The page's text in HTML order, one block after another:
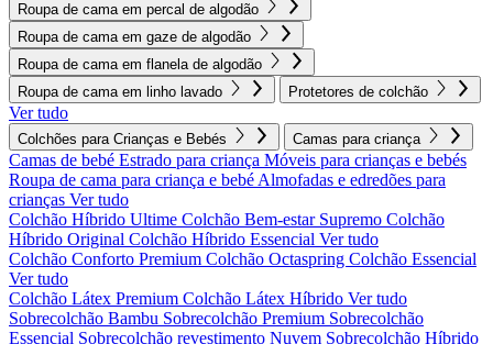
Roupa de cama em percal de algodão
Roupa de cama em gaze de algodão
Roupa de cama em flanela de algodão
Roupa de cama em linho lavado
Protetores de colchão
Ver tudo
Colchões para Crianças e Bebés Camas para criança
Camas de bebé Estrado para criança Móveis para crianças e bebés
Roupa de cama para criança e bebé Almofadas e edredões para
crianças Ver tudo
Colchão Híbrido Ultime Colchão Bem-estar Supremo Colchão
Híbrido Original Colchão Híbrido Essencial Ver tudo
Colchão Conforto Premium Colchão Octaspring Colchão Essencial
Ver tudo
Colchão Látex Premium Colchão Látex Híbrido Ver tudo
Sobrecolchão Bambu Sobrecolchão Premium Sobrecolchão
Essencial Sobrecolchão revestimento Nuvem Sobrecolchão Híbrido